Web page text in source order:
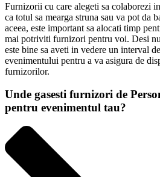
Furnizorii cu care alegeti sa colaborezi
ca totul sa mearga struna sau va pot da
aceea, este important sa alocati timp
mai potriviti furnizori pentru voi. Desi
este bine sa aveti in vedere un interval
evenimentului pentru a va asigura de
furnizorilor.
Unde gasesti furnizori de
pentru evenimentul tau?